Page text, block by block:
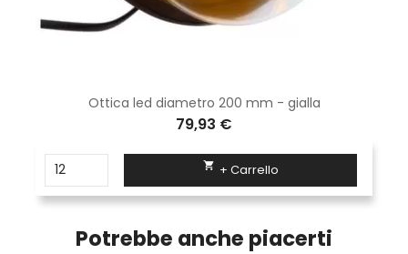
Ottica led diametro 200 mm - gialla
79,93 €
 + Carrello
Potrebbe anche piacerti